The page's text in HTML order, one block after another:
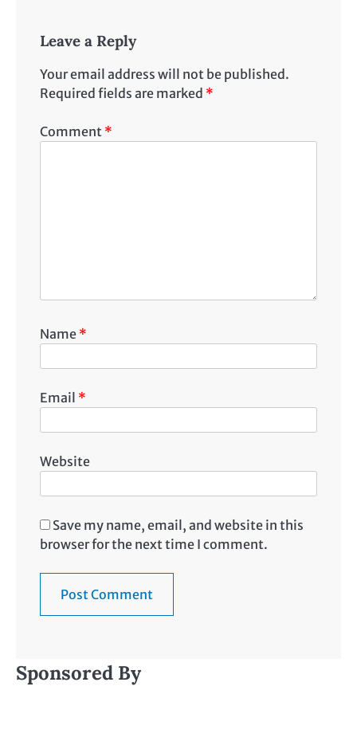
Leave a Reply
Your email address will not be published.
Required fields are marked *
Comment *
Name *
Email *
Website
Save my name, email, and website in this
browser for the next time I comment.
Sponsored By